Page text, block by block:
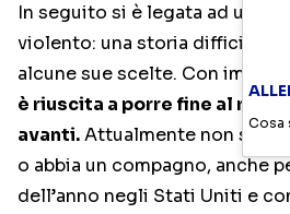
In seguito si è legata ad uomo
violento: una storia difficile
alcune sue scelte. Con
è riuscita a porre fine al
avanti.Attualmente non si sa
o abbia un compagno, anche
dell’anno negli Stati Uniti e
Cosa